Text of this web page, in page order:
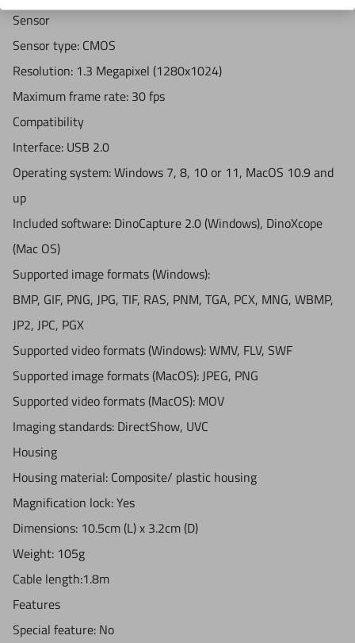
Weight: 105g
Cable length:1.8m
Features
Special feature: No
Measurement: Yes
Calibration: Yes
Microtouch sensor: Yes
Information
Package contents:
Microscope, Carry pouch, Software CD, Calibration target,
User manual, N3C-O- Open cap, N3C-C- Closed cap, N3C-
D- Diffuser cap, N3C-Extension cap, N3C-L- Long cap, N3C-
S- Side light cap
Warranty information: 2 years European warranty
Regulatory approval:CE, FCC, ROHS
Sensor
Sensor type: CMOS
Resolution: 1.3 Megapixel (1280x1024)
Maximum frame rate: 30 fps
Compatibility
Interface: USB 2.0
Operating system: Windows 7, 8, 10 or 11, MacOS 10.9 and
up
Included software: DinoCapture 2.0 (Windows), DinoXcope
(Mac OS)
Supported image formats (Windows):
BMP, GIF, PNG, JPG, TIF, RAS, PNM, TGA, PCX, MNG, WBMP,
JP2, JPC, PGX
Supported video formats (Windows): WMV, FLV, SWF
Supported image formats (MacOS): JPEG, PNG
Supported video formats (MacOS): MOV
Imaging standards: DirectShow, UVC
Housing
Housing material: Composite/ plastic housing
Magnification lock: Yes
Dimensions: 10.5cm (L) x 3.2cm (D)
Weight: 105g
Cable length:1.8m
Features
Special feature: No